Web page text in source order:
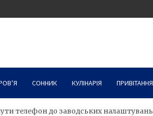
СОННИК КУЛІНАРІЯ ПРИВІТАННЯ
телефон до заводських налаштувань